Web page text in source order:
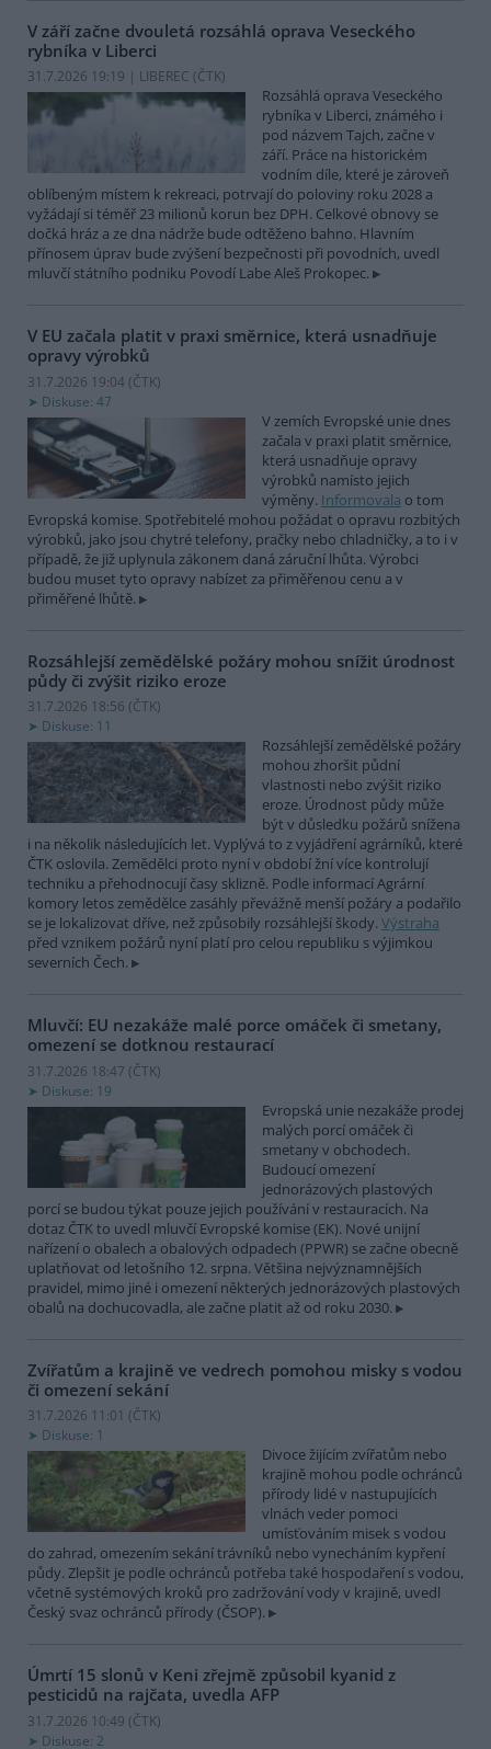
V září začne dvouletá rozsáhlá oprava Veseckého
rybníka v Liberci
31.7.2026 19:19 | LIBEREC (ČTK)
Rozsáhlá oprava Veseckého
rybníka v Liberci, známého i
pod názvem Tajch, začne v
září. Práce na historickém
vodním díle, které je zároveň
oblíbeným místem k rekreaci, potrvají do poloviny roku 2028 a
vyžádají si téměř 23 milionů korun bez DPH. Celkové obnovy se
dočká hráz a ze dna nádrže bude odtěženo bahno. Hlavním
přínosem úprav bude zvýšení bezpečnosti při povodních, uvedl
mluvčí státního podniku Povodí Labe Aleš Prokopec.
V EU začala platit v praxi směrnice, která usnadňuje
opravy výrobků
31.7.2026 19:04 (ČTK)
Diskuse: 47
V zemích Evropské unie dnes
začala v praxi platit směrnice,
která usnadňuje opravy
výrobků namísto jejich
výměny. Informovala o tom
Evropská komise. Spotřebitelé mohou požádat o opravu rozbitých
výrobků, jako jsou chytré telefony, pračky nebo chladničky, a to i v
případě, že již uplynula zákonem daná záruční lhůta. Výrobci
budou muset tyto opravy nabízet za přiměřenou cenu a v
přiměřené lhůtě.
Rozsáhlejší zemědělské požáry mohou snížit úrodnost
půdy či zvýšit riziko eroze
31.7.2026 18:56 (ČTK)
Diskuse: 11
Rozsáhlejší zemědělské požáry
mohou zhoršit půdní
vlastnosti nebo zvýšit riziko
eroze. Úrodnost půdy může
být v důsledku požárů snížena
i na několik následujících let. Vyplývá to z vyjádření agrárníků, které
ČTK oslovila. Zemědělci proto nyní v období žní více kontrolují
techniku a přehodnocují časy sklizně. Podle informací Agrární
komory letos zemědělce zasáhly převážně menší požáry a podařilo
se je lokalizovat dříve, než způsobily rozsáhlejší škody. Výstraha
před vznikem požárů nyní platí pro celou republiku s výjimkou
severních Čech.
Mluvčí: EU nezakáže malé porce omáček či smetany,
omezení se dotknou restaurací
31.7.2026 18:47 (ČTK)
Diskuse: 19
Evropská unie nezakáže prodej
malých porcí omáček či
smetany v obchodech.
Budoucí omezení
jednorázových plastových
porcí se budou týkat pouze jejich používání v restauracích. Na
dotaz ČTK to uvedl mluvčí Evropské komise (EK). Nové unijní
nařízení o obalech a obalových odpadech (PPWR) se začne obecně
uplatňovat od letošního 12. srpna. Většina nejvýznamnějších
pravidel, mimo jiné i omezení některých jednorázových plastových
obalů na dochucovadla, ale začne platit až od roku 2030.
Zvířatům a krajině ve vedrech pomohou misky s vodou
či omezení sekání
31.7.2026 11:01 (ČTK)
Diskuse: 1
Divoce žijícím zvířatům nebo
krajině mohou podle ochránců
přírody lidé v nastupujících
vlnách veder pomoci
umísťováním misek s vodou
do zahrad, omezením sekání trávníků nebo vynecháním kypření
půdy. Zlepšit je podle ochránců potřeba také hospodaření s vodou,
včetně systémových kroků pro zadržování vody v krajině, uvedl
Český svaz ochránců přírody (ČSOP).
Úmrtí 15 slonů v Keni zřejmě způsobil kyanid z
pesticidů na rajčata, uvedla AFP
31.7.2026 10:49 (ČTK)
Diskuse: 2